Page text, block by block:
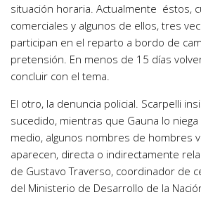
situación horaria. Actualmente éstos,
comerciales y algunos de ellos, tres
participan en el reparto a bordo de
pretensión. En menos de 15 días
concluir con el tema.
El otro, la denuncia policial. Scarpelli
sucedido, mientras que Gauna lo
medio, algunos nombres de hombres
aparecen, directa o indirectamente
de Gustavo Traverso, coordinador de
del Ministerio de Desarrollo de la